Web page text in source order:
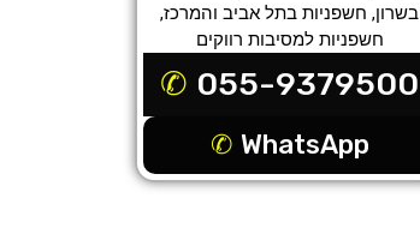
בשרון, חשפניות בתל אביב והמרכז,
חשפניות למסיבות רווקים
055-9379500
WhatsApp